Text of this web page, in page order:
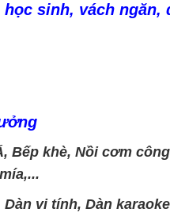
sinh, vách
Bếp khè, Nồi cơm
vi tính, Dàn